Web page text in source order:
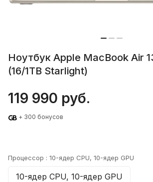
Ноутбук Apple MacBook Air
(16/1TB Starlight)
119 990 руб.
+ 300 бонусов
Процессор : 10-ядер CPU, 10-ядер GPU
10-ядер CPU, 10-ядер GPU